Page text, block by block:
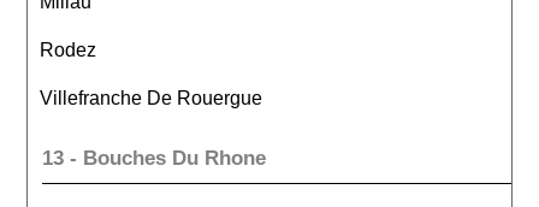
Rodez
Villefranche De Rouergue
13 - Bouches Du Rhone